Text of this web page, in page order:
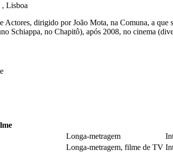
, Lisboa
Actores, dirigido por João Mota, na Comuna, a que
Schiappa, no Chapitô), após 2008, no cinema
Longa-metragem
Longa-metragem, filme de TV